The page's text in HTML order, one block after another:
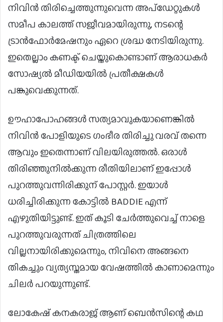
നിവിൻ തിരിച്ചെത്തുന്നുവെന്ന അപ്ഡേറ്റുകൾ
സമീപ കാലത്ത് സജീവമായിരുന്നു, നടന്റെ
ട്രാൻഫോർമേഷനും ഏറെ ശ്രദ്ധ നേടിയിരുന്നു.
ഇതെല്ലാം കണക്ട് ചെയ്തുകൊണ്ടാണ് ആരാധകർ
സോഷ്യൽ മീഡിയയിൽ പ്രതീക്ഷകള്‍
പങ്കുവെക്കുന്നത്.
ഊഹാപോഹങ്ങൾ സത്യമാവുകയാണെങ്കിൽ
നിവിൻ പോളിയുടെ ഗംഭീര തിരിച്ചു വരവ് തന്നെ
ആവും ഇതെന്നാണ് വിലയിരുത്തൽ. ഒരാള്‍
തിരിഞ്ഞുനില്‍ക്കുന്ന രീതിയിലാണ് ഇപ്പോള്‍
പുറത്തുവന്നിരിക്കുന് പോസ്റ്റര്‍. ഇയാള്‍
ധരിച്ചിരിക്കുന്ന കോട്ടില്‍ BADDIE എന്ന്
എഴുതിയിട്ടുണ്ട്. ഇത് കൂടി ചേര്‍ത്തുവെച്ച് നാളെ
പുറത്തുവരുന്നത് ചിത്രത്തിലെ
വില്ലനായിരിക്കുമെന്നും, നിവിനെ അങ്ങനെ
തികച്ചും വ്യത്യസ്തമായ വേഷത്തില്‍ കാണാമെന്നും
ചിലര്‍ പറയുന്നുണ്ട്.
ലോകേഷ് കനകരാജ് ആണ് ബെന്‍സിന്റെ കഥ